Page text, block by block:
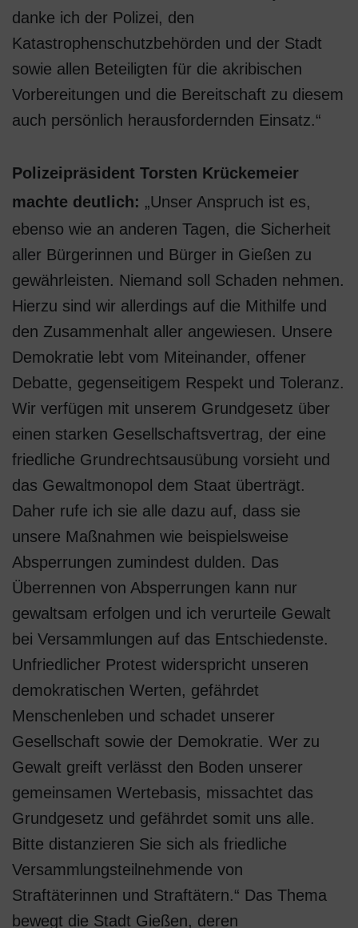
danke ich der Polizei, den
Katastrophenschutzbehörden und der Stadt
sowie allen Beteiligten für die akribischen
Vorbereitungen und die Bereitschaft zu diesem
auch persönlich herausfordernden Einsatz.“
Polizeipräsident Torsten Krückemeier
machte deutlich: „Unser Anspruch ist es,
ebenso wie an anderen Tagen, die Sicherheit
aller Bürgerinnen und Bürger in Gießen zu
gewährleisten. Niemand soll Schaden nehmen.
Hierzu sind wir allerdings auf die Mithilfe und
den Zusammenhalt aller angewiesen. Unsere
Demokratie lebt vom Miteinander, offener
Debatte, gegenseitigem Respekt und Toleranz.
Wir verfügen mit unserem Grundgesetz über
einen starken Gesellschaftsvertrag, der eine
friedliche Grundrechtsausübung vorsieht und
das Gewaltmonopol dem Staat überträgt.
Daher rufe ich sie alle dazu auf, dass sie
unsere Maßnahmen wie beispielsweise
Absperrungen zumindest dulden. Das
Überrennen von Absperrungen kann nur
gewaltsam erfolgen und ich verurteile Gewalt
bei Versammlungen auf das Entschiedenste.
Unfriedlicher Protest widerspricht unseren
demokratischen Werten, gefährdet
Menschenleben und schadet unserer
Gesellschaft sowie der Demokratie. Wer zu
Gewalt greift verlässt den Boden unserer
gemeinsamen Wertebasis, missachtet das
Grundgesetz und gefährdet somit uns alle.
Bitte distanzieren Sie sich als friedliche
Versammlungsteilnehmende von
Straftäterinnen und Straftätern.“ Das Thema
bewegt die Stadt Gießen, deren